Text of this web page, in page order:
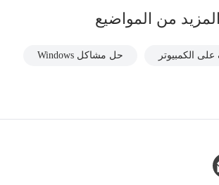
المزيد من المواضيع
الكمبيوتر حل مشاكل Windows